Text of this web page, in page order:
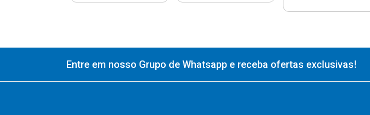
Entre em nosso Grupo de Whatsapp e receba ofertas exclusivas!